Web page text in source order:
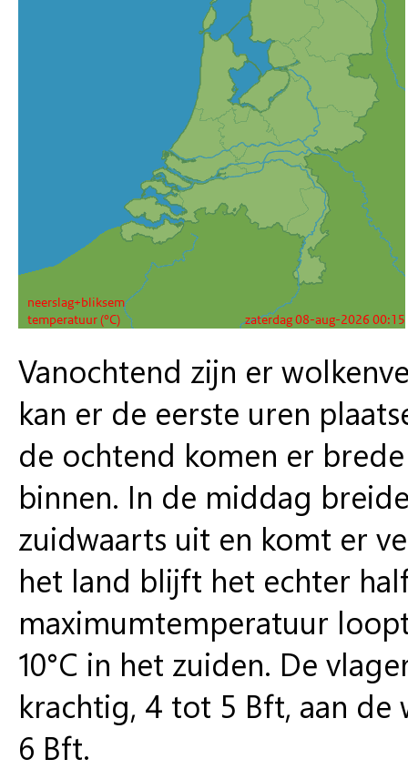
Vanochtend zijn er
kan er de eerste uren
de ochtend komen er
binnen. In de middag
zuidwaarts uit en komt er
het land blijft het echter
maximumtemperatuur
10°C in het zuiden. De
krachtig, 4 tot 5 Bft, aan de
6 Bft.